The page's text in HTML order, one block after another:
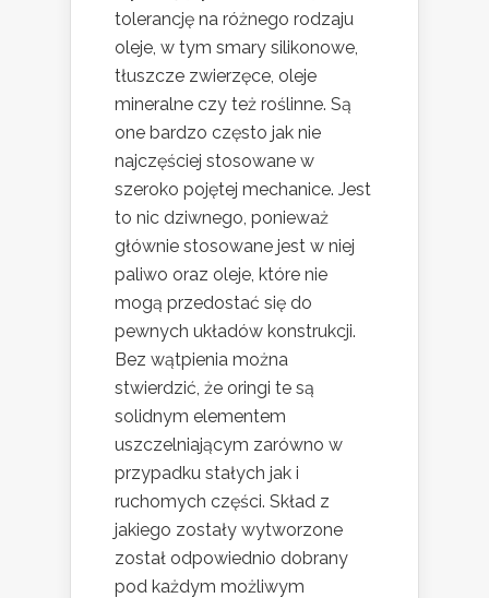
tolerancję na różnego rodzaju
oleje, w tym smary silikonowe,
tłuszcze zwierzęce, oleje
mineralne czy też roślinne. Są
one bardzo często jak nie
najczęściej stosowane w
szeroko pojętej mechanice. Jest
to nic dziwnego, ponieważ
głównie stosowane jest w niej
paliwo oraz oleje, które nie
mogą przedostać się do
pewnych układów konstrukcji.
Bez wątpienia można
stwierdzić, że oringi te są
solidnym elementem
uszczelniającym zarówno w
przypadku stałych jak i
ruchomych części. Skład z
jakiego zostały wytworzone
został odpowiednio dobrany
pod każdym możliwym